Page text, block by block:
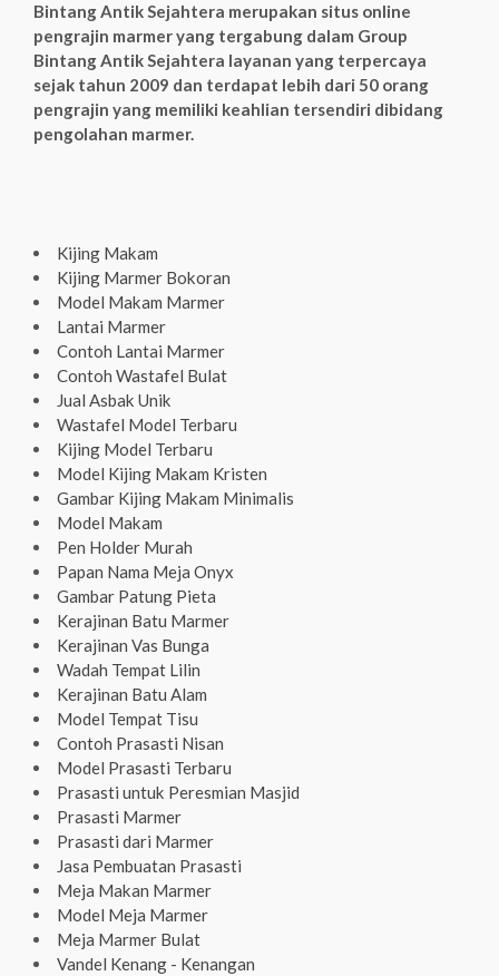
Bintang Antik Sejahtera merupakan situs online
pengrajin marmer yang tergabung dalam Group
Bintang Antik Sejahtera layanan yang terpercaya
sejak tahun 2009 dan terdapat lebih dari 50 orang
pengrajin yang memiliki keahlian tersendiri dibidang
pengolahan marmer.
Kijing Makam
Kijing Marmer Bokoran
Model Makam Marmer
Lantai Marmer
Contoh Lantai Marmer
Contoh Wastafel Bulat
Jual Asbak Unik
Wastafel Model Terbaru
Kijing Model Terbaru
Model Kijing Makam Kristen
Gambar Kijing Makam Minimalis
Model Makam
Pen Holder Murah
Papan Nama Meja Onyx
Gambar Patung Pieta
Kerajinan Batu Marmer
Kerajinan Vas Bunga
Wadah Tempat Lilin
Kerajinan Batu Alam
Model Tempat Tisu
Contoh Prasasti Nisan
Model Prasasti Terbaru
Prasasti untuk Peresmian Masjid
Prasasti Marmer
Prasasti dari Marmer
Jasa Pembuatan Prasasti
Meja Makan Marmer
Model Meja Marmer
Meja Marmer Bulat
Vandel Kenang - Kenangan